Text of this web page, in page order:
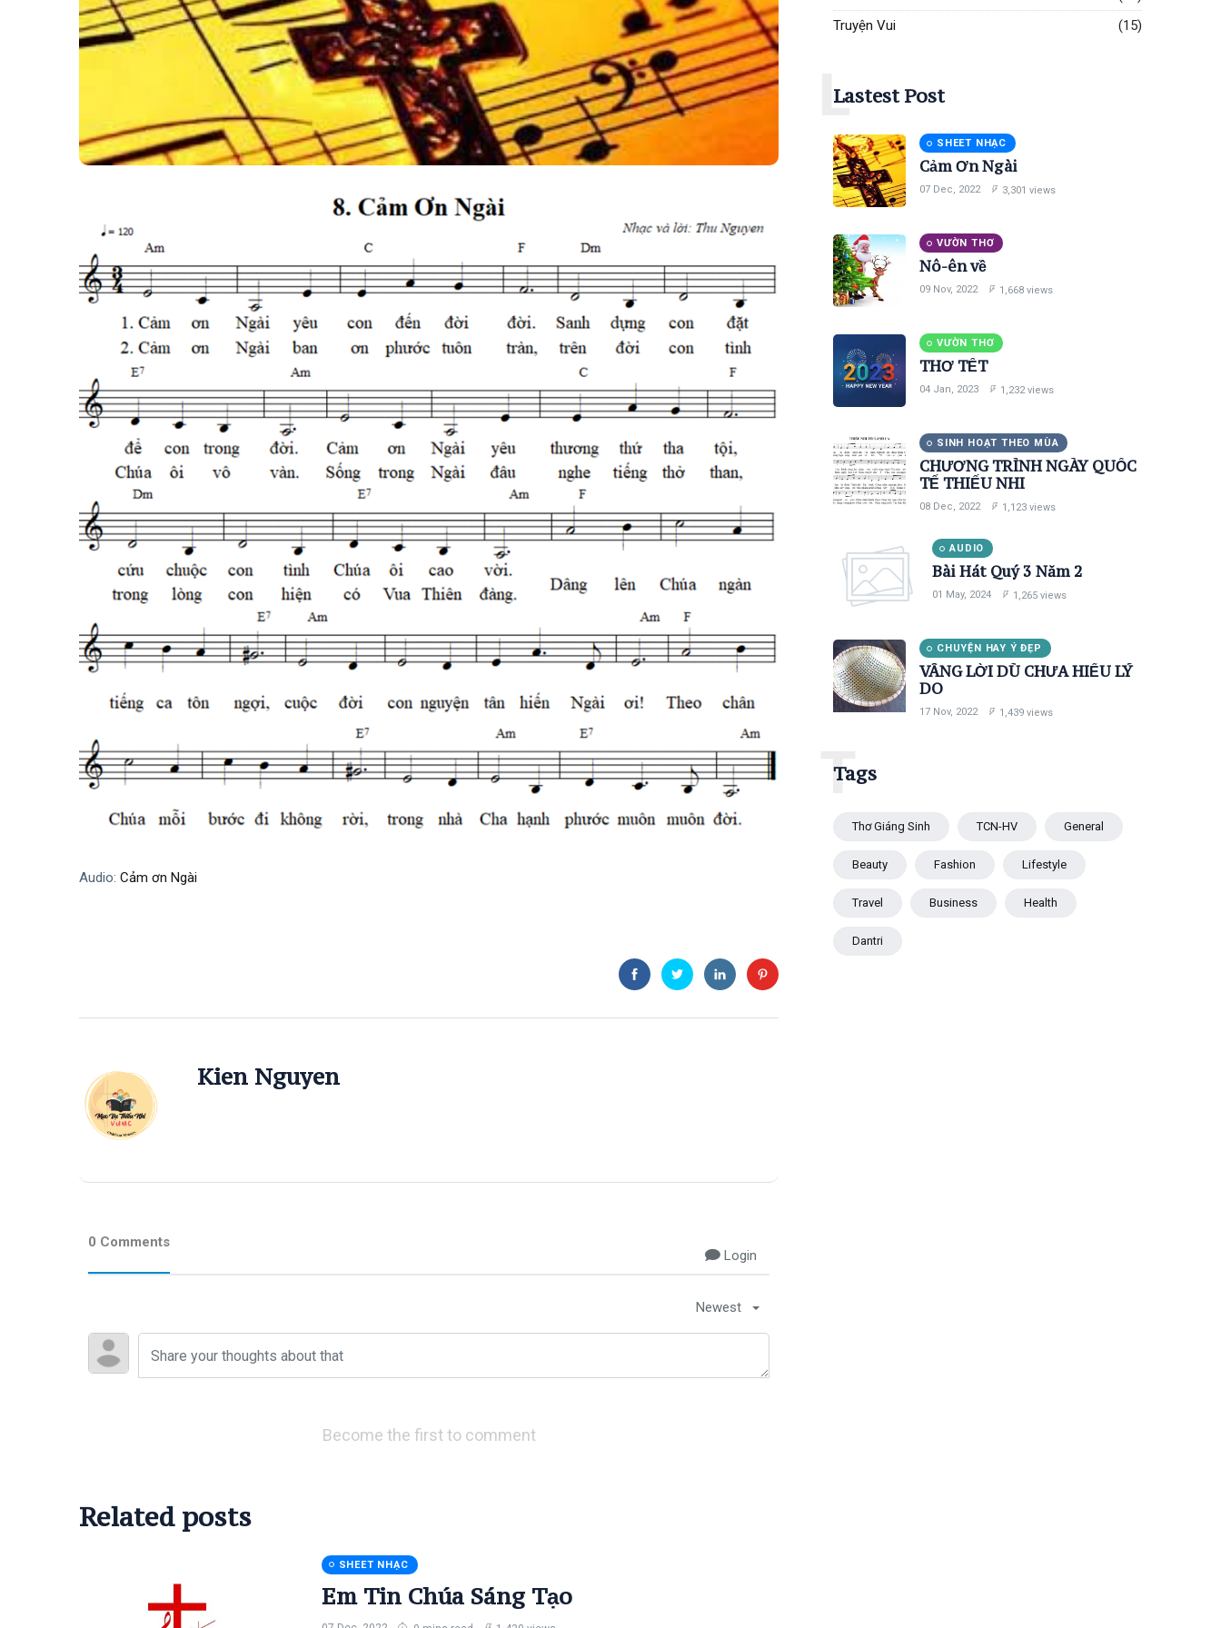
Lifestyle
Health
Audio: Cảm ơn Ngài
Kien Nguyen
0 Comments
Login
Newest
Become the first to comment
Related posts
SHEET NHẠC
Em Tin Chúa Sáng Tạo
Truyện Vui
(15)
Lastest Post
L
SHEET NHẠC
Cảm Ơn Ngài
07 Dec, 2022 3,301 views
VƯỜN THƠ
Nô-ên về
09 Nov, 2022 1,668 views
VƯỜN THƠ
THƠ TẾT
04 Jan, 2023 1,232 views
SINH HOẠT THEO MÙA
CHƯƠNG TRÌNH NGÀY QUỐC
TẾ THIẾU NHI
08 Dec, 2022 1,123 views
AUDIO
Bài Hát Quý 3 Năm 2
01 May, 2024 1,265 views
CHUYỆN HAY Ý ĐẸP
VÂNG LỜI DÙ CHƯA HIỂU LÝ
DO
17 Nov, 2022 1,439 views
Tags
T
Thơ Giáng Sinh TCN-HV General
Beauty Fashion Lifestyle
Travel Business Health
Dantri